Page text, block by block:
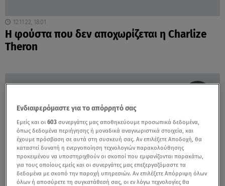
12.11.22, 18:01
Η φούστα που δεν αποχωρίζεται η Charlize
Theron
Ενδιαφερόμαστε για το απόρρητό σας
Εμείς και οι603 συνεργάτες μας αποθηκεύουμε προσωπικά δεδομένα,
όπως δεδομένα περιήγησης ή μοναδικά αναγνωριστικά στοιχεία, και
έχουμε πρόσβαση σε αυτά στη συσκευή σας. Αν επιλέξετε Αποδοχή, θα
καταστεί δυνατή η ενεργοποίηση τεχνολογιών παρακολούθησης
προκειμένου να υποστηριχθούν οι σκοποί που εμφανίζονται παρακάτω,
για τους οποίους εμείς και οι συνεργάτες μας επεξεργαζόμαστε τα
δεδομένα με σκοπό την παροχή υπηρεσιών. Αν επιλέξετε Απόρριψη όλων
όλων ή αποσύρετε τη συγκατάθεσή σας, οι εν λόγω τεχνολογίες θα